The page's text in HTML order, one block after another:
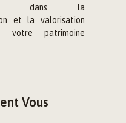
dans la
et la valorisation
votre patrimoine
Vous